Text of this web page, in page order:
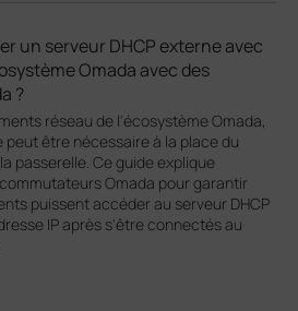
un serveur DHCP externe avec
Omada avec des
?
réseau de l'écosystème Omada,
peut être nécessaire à la place du
passerelle. Ce guide explique
Omada pour garantir
puissent accéder au serveur DHCP
IP après s'être connectés au